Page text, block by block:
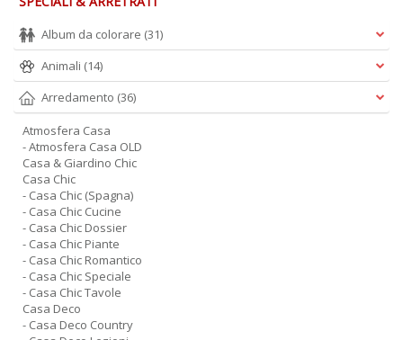
Album da colorare (31)
Animali (14)
Arredamento (36)
Atmosfera Casa
- Atmosfera Casa OLD
Casa & Giardino Chic
Casa Chic
- Casa Chic (Spagna)
- Casa Chic Cucine
- Casa Chic Dossier
- Casa Chic Piante
- Casa Chic Romantico
- Casa Chic Speciale
- Casa Chic Tavole
Casa Deco
- Casa Deco Country